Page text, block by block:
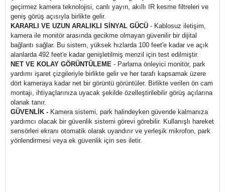
geçirmez kamera teknolojisi, canlı yayın, akıllı IR kesme filtreleri ve
geniş görüş açısıyla birlikte gelir.
KARARLI VE UZUN ARALIKLI SİNYAL GÜCÜ - Kablosuz iletişim,
kamera ile monitör arasında gecikme olmayan güvenilir bir dijital
bağlantı sağlar. Bu sistem, yüksek hızlarda 100 feet'e kadar ve açık
alanlarda 492 feet'e kadar genişletilmiş menzil için test edilmiştir.
NET VE KOLAY GÖRÜNTÜLEME - Parlama önleyici monitör, park
yardımı işaret çizgileriyle birlikte gelir ve her tarafı kapsamak üzere
dört kameraya kadar net bir görüntü görüntüler. Birlikte verilen ön cam
montajı, ihtiyaçlarınıza uyacak şekilde özelleştirilebilir görüş açılarına
olanak tanır.
GÜVENLİK - Kamera sistemi, park halindeyken güvende kalmanıza
yardımcı olacak bir güvenlik sistemi görevi görebilir. Kullanışlı hareket
sensörleri ekranı otomatik olarak uyandırır ve yerleşik mikrofon, park
yönlendirmesi veya ek güvenlik için ses iletir.